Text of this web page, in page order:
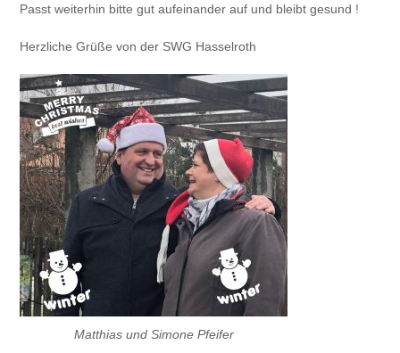
Passt weiterhin bitte gut aufeinander auf und bleibt gesund !
Herzliche Grüße von der SWG Hasselroth
Matthias und Simone Pfeifer